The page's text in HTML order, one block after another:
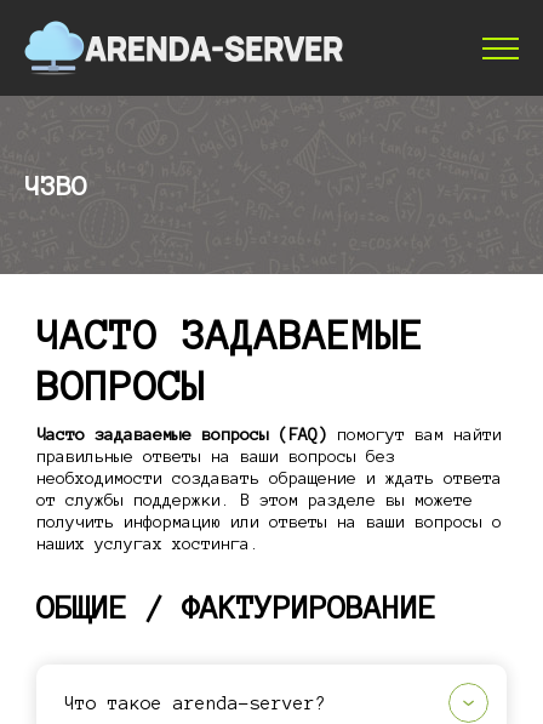
ЧЗВО
ЧАСТО ЗАДАВАЕМЫЕ
ВОПРОСЫ
Часто задаваемые вопросы (FAQ) помогут вам найти
правильные ответы на ваши вопросы без
необходимости создавать обращение и ждать ответа
от службы поддержки. В этом разделе вы можете
получить информацию или ответы на ваши вопросы о
наших услугах хостинга.
ОБЩИЕ / ФАКТУРИРОВАНИЕ
Что такое arenda-server?